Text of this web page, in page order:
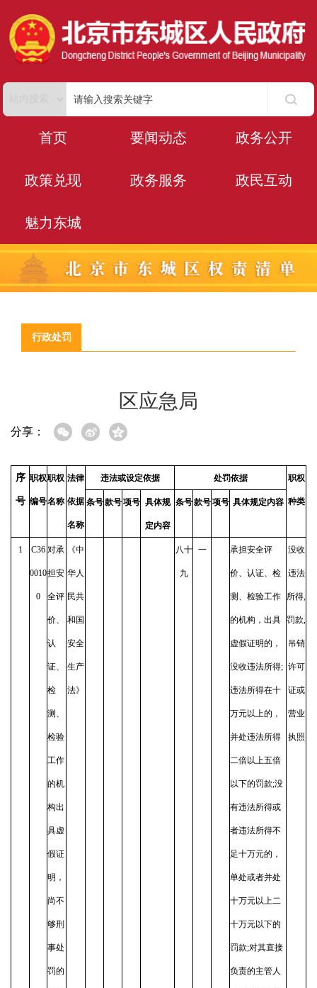
首页 要闻动态 政务公开
政策兑现 政务服务 政民互动
魅力东城
行政处罚
区应急局
分享：
序
号
职权
编号
职权
名称
法律
依据
名称
违法或设定依据 处罚依据 职权
种类
条号款号项号 具体规
定内容
条号款号项号 具体规定内容
1 C36
0010
0
对承
担安
全评
价、
认
证、
检
测、
检验
工作
的机
构出
具虚
假证
明，
尚不
够刑
事处
罚的
《中
华人
民共
和国
安全
生产
法》
八十
九
一 承担安全评
价、认证、检
测、检验工作
的机构，出具
虚假证明的，
没收违法所得;
违法所得在十
万元以上的，
并处违法所得
二倍以上五倍
以下的罚款;没
有违法所得或
者违法所得不
足十万元的，
单处或者并处
十万元以上二
十万元以下的
罚款;对其直接
负责的主管人
没收
违法
所得,
罚款,
吊销
许可
证或
营业
执照